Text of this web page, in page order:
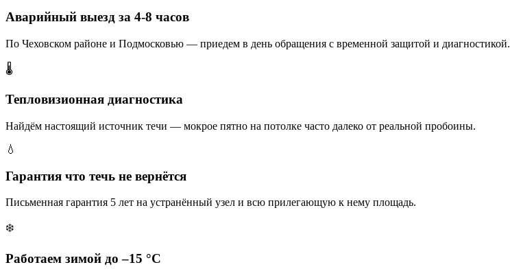
Аварийный выезд за 4-8 часов
По Чеховском районе и Подмосковью — приедем в день обращения с временной защитой и диагностикой.
🌡️
Тепловизионная диагностика
Найдём настоящий источник течи — мокрое пятно на потолке часто далеко от реальной пробоины.
💧
Гарантия что течь не вернётся
Письменная гарантия 5 лет на устранённый узел и всю прилегающую к нему площадь.
❄️
Работаем зимой до –15 °C